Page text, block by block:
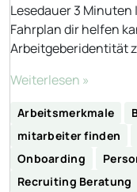
Lesedauer 3
Fahrplan dir helfen
Arbeitgeberidentität
Weiterlesen »
Arbeitsmerkmale
mitarbeiter finden
Onboarding
Recruiting Beratung